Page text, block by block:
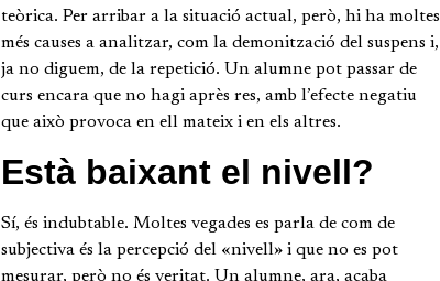
teòrica. Per arribar a la situació actual, però, hi ha moltes
més causes a analitzar, com la demonització del suspens i,
ja no diguem, de la repetició. Un alumne pot passar de
curs encara que no hagi après res, amb l’efecte negatiu
que això provoca en ell mateix i en els altres.
Està baixant el nivell?
Sí, és indubtable. Moltes vegades es parla de com de
subjectiva és la percepció del «nivell» i que no es pot
mesurar, però no és veritat. Un alumne, ara, acaba